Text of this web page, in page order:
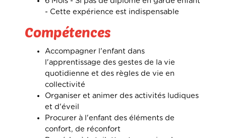
- Cette expérience est indispensable
Compétences
Accompagner l'enfant dans
l'apprentissage des gestes de la vie
quotidienne et des règles de vie en
collectivité
Organiser et animer des activités ludiques
et d'éveil
Procurer à l'enfant des éléments de
confort, de réconfort